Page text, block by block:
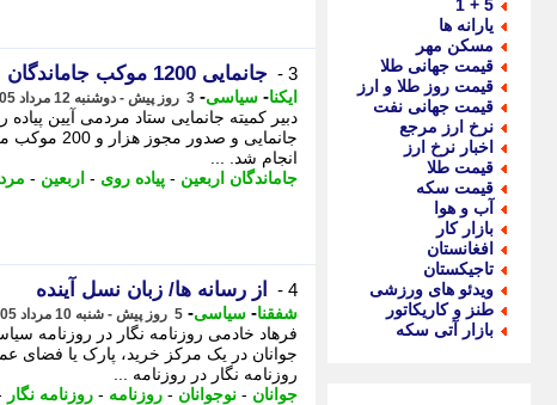
5 + 1
یارانه ها
مسکن مهر
قیمت جهانی طلا
قیمت روز طلا و ارز
قیمت جهانی نفت
نرخ ارز مرجع
اخبار نرخ ارز
قیمت طلا
قیمت سکه
آب و هوا
بازار کار
افغانستان
تاجیکستان
ویدئو های ورزشی
طنز و کاریکاتور
بازار آتی سکه
3 - جانمایی 1200 موکب جاماندگان اربعین در تهران
ایکنا- سیاسی- 3 روز پیش - دوشنبه 12 مرداد 1405، 14:22
دبیر کمیته جانمایی ستاد مردمی آیین
جانمایی و
انجام شد. ...
جاماندگان اربعین - پیاده روی - اربعین -
4 - از رسانه ها/ زبان نسل آینده
شفقنا- سیاسی- 5 روز پیش - شنبه 10 مرداد 1405، 08:47
فرهاد خادمی روزنامه نگار در روزنامه
جوانان در یک مرکز خرید، پارک یا فضای
روزنامه نگار در روزنامه ...
جوانان - نوجوانان - روزنامه - روزنامه نگار